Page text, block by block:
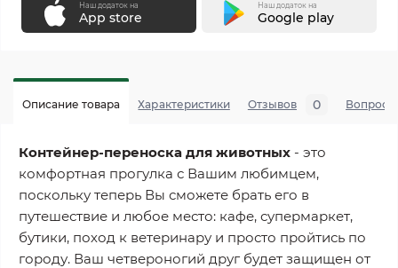
Наш додаток на
App store
Наш додаток на
Google play
Описание товара Характеристики Отзывов 0 Вопросы
Контейнер-переноска для животных - это
комфортная прогулка с Вашим любимцем,
поскольку теперь Вы сможете брать его в
путешествие и любое место: кафе, супермаркет,
бутики, поход к ветеринару и просто пройтись по
городу. Ваш четвероногий друг будет защищен от